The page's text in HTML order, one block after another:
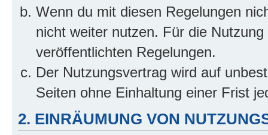
Wenn du mit diesen Regelungen
nicht weiter nutzen. Für die
veröffentlichten Regelungen.
Der Nutzungsvertrag wird auf
Seiten ohne Einhaltung einer Frist
2. EINRÄUMUNG VON